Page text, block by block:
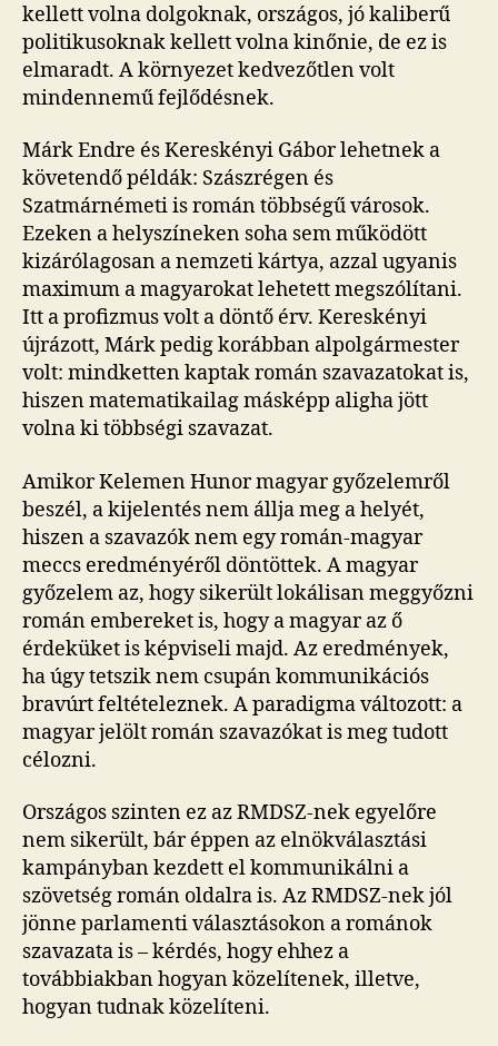
kellett volna dolgoknak, országos, jó kaliberű
politikusoknak kellett volna kinőnie, de ez is
elmaradt. A környezet kedvezőtlen volt
mindennemű fejlődésnek.
Márk Endre és Kereskényi Gábor lehetnek a
követendő példák: Szászrégen és
Szatmárnémeti is román többségű városok.
Ezeken a helyszíneken soha sem működött
kizárólagosan a nemzeti kártya, azzal ugyanis
maximum a magyarokat lehetett megszólítani.
Itt a profizmus volt a döntő érv. Kereskényi
újrázott, Márk pedig korábban alpolgármester
volt: mindketten kaptak román szavazatokat is,
hiszen matematikailag másképp aligha jött
volna ki többségi szavazat.
Amikor Kelemen Hunor magyar győzelemről
beszél, a kijelentés nem állja meg a helyét,
hiszen a szavazók nem egy román-magyar
meccs eredményéről döntöttek. A magyar
győzelem az, hogy sikerült lokálisan meggyőzni
román embereket is, hogy a magyar az ő
érdeküket is képviseli majd. Az eredmények,
ha úgy tetszik nem csupán kommunikációs
bravúrt feltételeznek. A paradigma változott: a
magyar jelölt román szavazókat is meg tudott
célozni.
Országos szinten ez az RMDSZ-nek egyelőre
nem sikerült, bár éppen az elnökválasztási
kampányban kezdett el kommunikálni a
szövetség román oldalra is. Az RMDSZ-nek jól
jönne parlamenti választásokon a románok
szavazata is – kérdés, hogy ehhez a
továbbiakban hogyan közelítenek, illetve,
hogyan tudnak közelíteni.